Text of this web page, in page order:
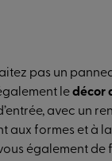
pas un
ledécor
avec un
aux formes et à
également de